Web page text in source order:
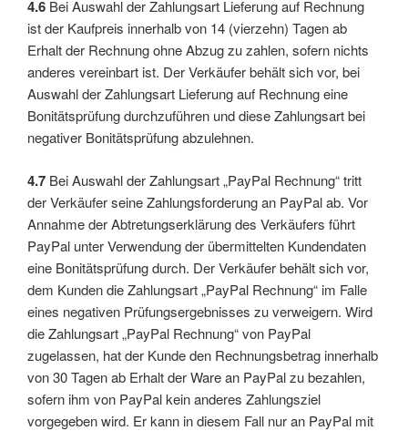
4.6 Bei Auswahl der Zahlungsart Lieferung auf Rechnung
ist der Kaufpreis innerhalb von 14 (vierzehn) Tagen ab
Erhalt der Rechnung ohne Abzug zu zahlen, sofern nichts
anderes vereinbart ist. Der Verkäufer behält sich vor, bei
Auswahl der Zahlungsart Lieferung auf Rechnung eine
Bonitätsprüfung durchzuführen und diese Zahlungsart bei
negativer Bonitätsprüfung abzulehnen.
4.7 Bei Auswahl der Zahlungsart „PayPal Rechnung“ tritt
der Verkäufer seine Zahlungsforderung an PayPal ab. Vor
Annahme der Abtretungserklärung des Verkäufers führt
PayPal unter Verwendung der übermittelten Kundendaten
eine Bonitätsprüfung durch. Der Verkäufer behält sich vor,
dem Kunden die Zahlungsart „PayPal Rechnung“ im Falle
eines negativen Prüfungsergebnisses zu verweigern. Wird
die Zahlungsart „PayPal Rechnung“ von PayPal
zugelassen, hat der Kunde den Rechnungsbetrag innerhalb
von 30 Tagen ab Erhalt der Ware an PayPal zu bezahlen,
sofern ihm von PayPal kein anderes Zahlungsziel
vorgegeben wird. Er kann in diesem Fall nur an PayPal mit